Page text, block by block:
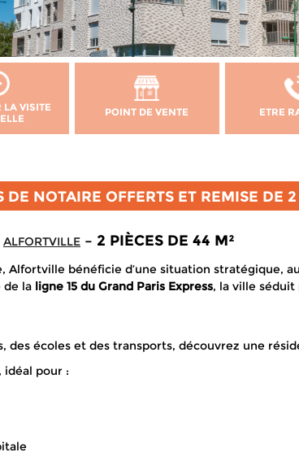
LA VISITE
POINT DE VENTE ETRE
DE NOTAIRE OFFERTS ET REMISE
ALFORTVILLE – 2 PIÈCES DE 44 M²
Alfortville bénéficie d’une situation stratégique,
de la ligne 15 du Grand Paris Express, la ville séduit
des écoles et des transports, découvrez une
idéal pour :